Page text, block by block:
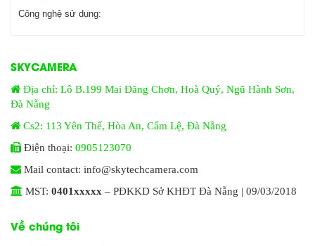
Công nghệ sử dụng:
SKYCAMERA
Địa chỉ: Lô B.199 Mai Đăng Chơn, Hoà Quý, Ngũ Hành Sơn,
Đà Nẵng
Cs2: 113 Yên Thế, Hòa An, Cẩm Lệ, Đà Nẵng
Điện thoại: 0905123070
Mail contact: info@skytechcamera.com
MST: 0401xxxxx – PĐKKD Sở KHĐT Đà Nẵng | 09/03/2018
Về chúng tôi